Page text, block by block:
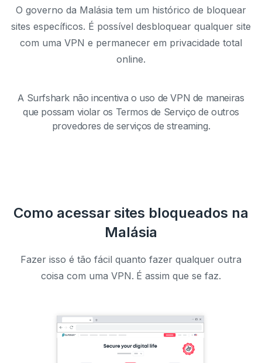
O governo da Malásia tem um histórico de bloquear
sites específicos. É possível desbloquear qualquer site
com uma VPN e permanecer em privacidade total
online.
A Surfshark não incentiva o uso de VPN de maneiras
que possam violar os Termos de Serviço de outros
provedores de serviços de streaming.
Como acessar sites bloqueados na
Malásia
Fazer isso é tão fácil quanto fazer qualquer outra
coisa com uma VPN. É assim que se faz.